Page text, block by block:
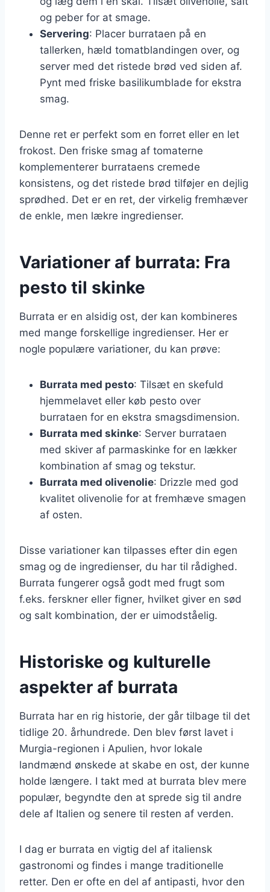
og peber for at smage.
Servering: Placer burrataen på en
tallerken, hæld tomatblandingen over, og
server med det ristede brød ved siden af.
Pynt med friske basilikumblade for ekstra
smag.
Denne ret er perfekt som en forret eller en let
frokost. Den friske smag af tomaterne
komplementerer burrataens cremede
konsistens, og det ristede brød tilføjer en dejlig
sprødhed. Det er en ret, der virkelig fremhæver
de enkle, men lækre ingredienser.
Variationer af burrata: Fra
pesto til skinke
Burrata er en alsidig ost, der kan kombineres
med mange forskellige ingredienser. Her er
nogle populære variationer, du kan prøve:
Burrata med pesto: Tilsæt en skefuld
hjemmelavet eller køb pesto over
burrataen for en ekstra smagsdimension.
Burrata med skinke: Server burrataen
med skiver af parmaskinke for en lækker
kombination af smag og tekstur.
Burrata med olivenolie: Drizzle med god
kvalitet olivenolie for at fremhæve smagen
af osten.
Disse variationer kan tilpasses efter din egen
smag og de ingredienser, du har til rådighed.
Burrata fungerer også godt med frugt som
f.eks. ferskner eller figner, hvilket giver en sød
og salt kombination, der er uimodståelig.
Historiske og kulturelle
aspekter af burrata
Burrata har en rig historie, der går tilbage til det
tidlige 20. århundrede. Den blev først lavet i
Murgia-regionen i Apulien, hvor lokale
landmænd ønskede at skabe en ost, der kunne
holde længere. I takt med at burrata blev mere
populær, begyndte den at sprede sig til andre
dele af Italien og senere til resten af verden.
I dag er burrata en vigtig del af italiensk
gastronomi og findes i mange traditionelle
retter. Den er ofte en del af antipasti, hvor den